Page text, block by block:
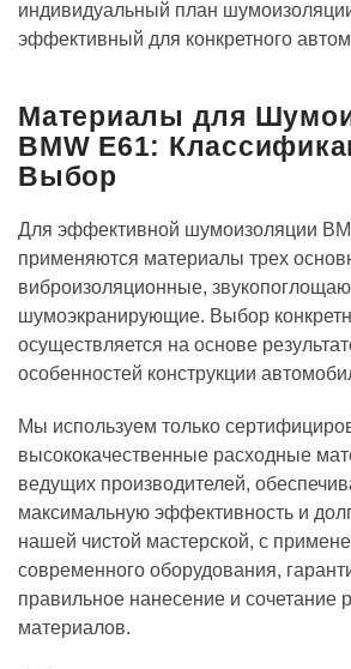
индивидуальный план
эффективный для конкретного
Материалы для
BMW E61:
Выбор
Для эффективной шумоизоляции
применяются материалы трех
виброизоляционные,
шумоэкранирующие. Выбор
осуществляется на основе
особенностей конструкции
Мы используем только
высококачественные расходные
ведущих производителей,
максимальную эффективность и
нашей чистой мастерской, с
современного оборудования,
правильное нанесение и сочетание
материалов.